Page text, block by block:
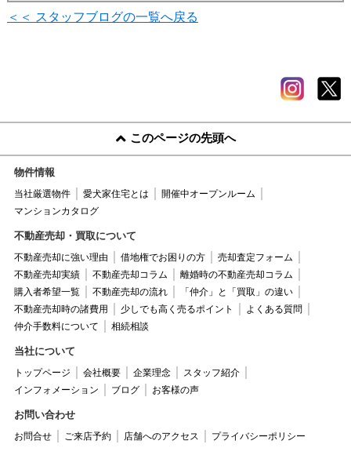
＜＜ スタッフブログの一覧へ戻る
このページの先頭へ
物件情報
当社厳選物件 愛犬家住宅とは
開催中オープンルーム
マンションカタログ
不動産売却・買取について
不動産売却に強い理由 借地権でお困りの方
売却査定フォーム
不動産売却実績
不動産売却コラム
離婚時の不動産売却コラム
購入者希望一覧
不動産売却の流れ
「仲介」と「買取」の違い
不動産売却時の諸費用
少しでも高く売るポイント
よくある質問
仲介手数料について
相続相談
当社について
トップページ 会社概要 企業理念
スタッフ紹介
インフォメーション
ブログ お客様の声
お問い合わせ
お問合せ ご来店予約 店舗へのアクセス プライバシーポリシー